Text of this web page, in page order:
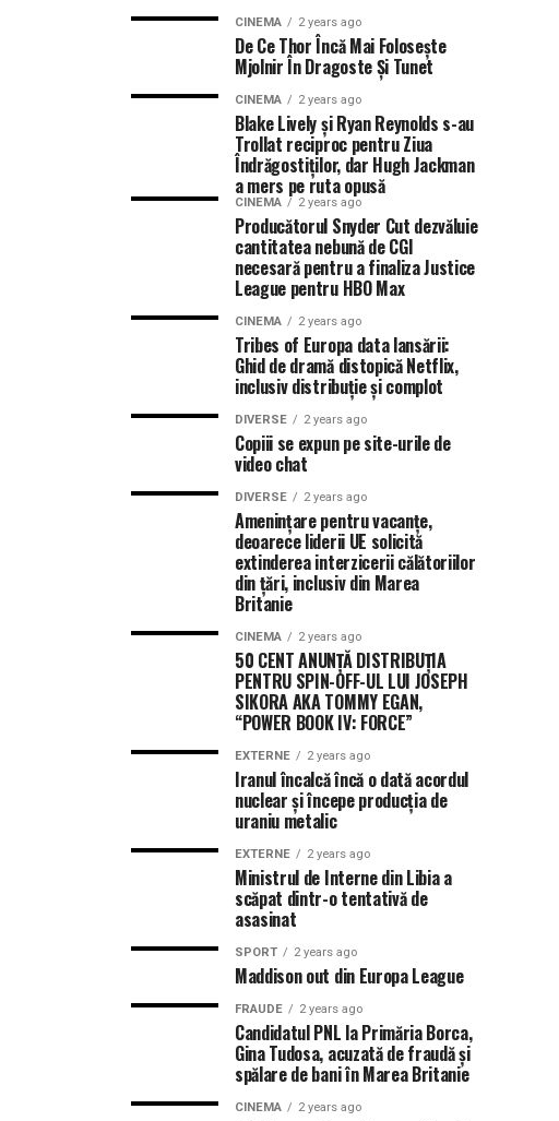
CINEMA 2 years ago
De Ce Thor Încă Mai Folosește
Mjolnir În Dragoste Și Tunet
CINEMA 2 years ago
Blake Lively și Ryan Reynolds s-au
Trollat reciproc pentru Ziua
Îndrăgostiților, dar Hugh Jackman
a mers pe ruta opusă
CINEMA 2 years ago
Producătorul Snyder Cut dezvăluie
cantitatea nebună de CGI
necesară pentru a finaliza Justice
League pentru HBO Max
CINEMA 2 years ago
Tribes of Europa data lansării:
Ghid de dramă distopică Netflix,
inclusiv distribuție și complot
DIVERSE 2 years ago
Copiii se expun pe site-urile de
video chat
DIVERSE 2 years ago
Amenințare pentru vacanțe,
deoarece liderii UE solicită
extinderea interzicerii călătoriilor
din țări, inclusiv din Marea
Britanie
CINEMA 2 years ago
50 CENT ANUNȚĂ DISTRIBUȚIA
PENTRU SPIN-OFF-UL LUI JOSEPH
SIKORA AKA TOMMY EGAN,
“POWER BOOK IV: FORCE”
EXTERNE 2 years ago
Iranul încalcă încă o dată acordul
nuclear și începe producția de
uraniu metalic
EXTERNE 2 years ago
Ministrul de Interne din Libia a
scăpat dintr-o tentativă de
asasinat
SPORT 2 years ago
Maddison out din Europa League
FRAUDE 2 years ago
Candidatul PNL la Primăria Borca,
Gina Tudosa, acuzată de fraudă și
spălare de bani în Marea Britanie
CINEMA 2 years ago